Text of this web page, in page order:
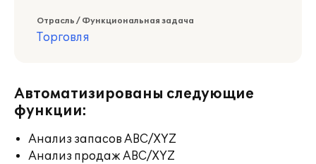
Отрасль / Функциональная задача
Торговля
Автоматизированы следующие
функции:
Анализ запасов ABC/XYZ
Анализ продаж ABC/XYZ